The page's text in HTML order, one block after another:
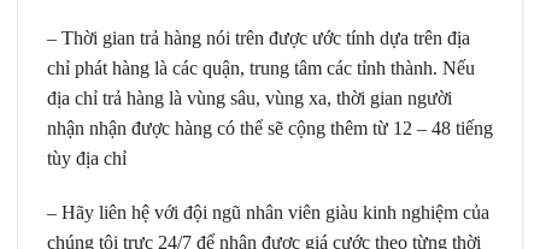
– Thời gian trả hàng nói trên được ước tính dựa trên địa
chỉ phát hàng là các quận, trung tâm các tỉnh thành. Nếu
địa chỉ trả hàng là vùng sâu, vùng xa, thời gian người
nhận nhận được hàng có thể sẽ cộng thêm từ 12 – 48 tiếng
tùy địa chỉ
– Hãy liên hệ với đội ngũ nhân viên giàu kinh nghiệm của
chúng tôi trực 24/7 để nhận được giá cước theo từng thời